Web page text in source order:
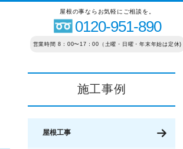
屋根の事ならお気軽にご相談を。
0120-951-890
営業時間 8：00〜17：00（土曜・日曜・年末年始は定休)
施工事例
屋根工事